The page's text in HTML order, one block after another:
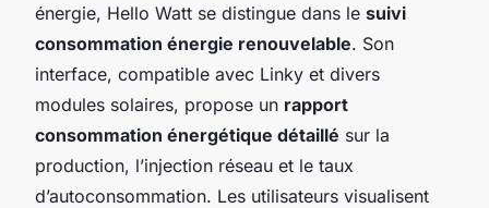
énergie, Hello Watt se distingue dans le suivi
consommation énergie renouvelable. Son
interface, compatible avec Linky et divers
modules solaires, propose un rapport
consommation énergétique détaillé sur la
production, l’injection réseau et le taux
d’autoconsommation. Les utilisateurs visualisent